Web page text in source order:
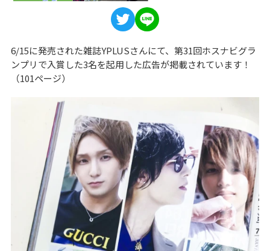
6/15に発売された雑誌YPLUSさんにて、第31回ホスナビグラ
ンプリで入賞した3名を起用した広告が掲載されています！
（101ページ）